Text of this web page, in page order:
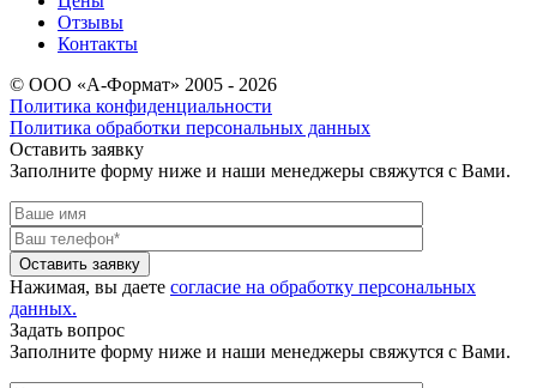
Отзывы
Контакты
© ООО «А-Формат» 2005 - 2026
Политика конфиденциальности
Политика обработки персональных данных
Оставить заявку
Заполните форму ниже и наши менеджеры свяжутся с Вами.
Оставить заявку
Нажимая, вы даете согласие на обработку персональных
данных.
Задать вопрос
Заполните форму ниже и наши менеджеры свяжутся с Вами.